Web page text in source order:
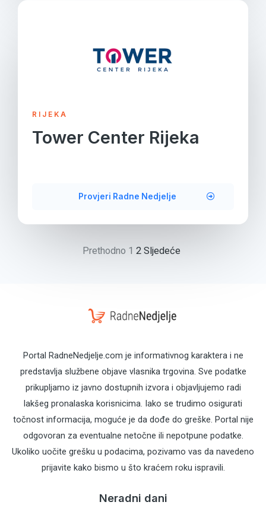
RIJEKA
Tower Center Rijeka
Provjeri Radne Nedjelje
Prethodno 1 2 Sljedeće
Portal RadneNedjelje.com je informativnog karaktera i ne
predstavlja službene objave vlasnika trgovina. Sve podatke
prikupljamo iz javno dostupnih izvora i objavljujemo radi
lakšeg pronalaska korisnicima. Iako se trudimo osigurati
točnost informacija, moguće je da dođe do greške. Portal nije
odgovoran za eventualne netočne ili nepotpune podatke.
Ukoliko uočite grešku u podacima, pozivamo vas da navedeno
prijavite kako bismo u što kraćem roku ispravili.
Neradni dani